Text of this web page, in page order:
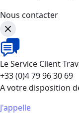
Nous contacter
Le Service Client
+33 (0)4 79 96 30 69
A votre disposition
J'appelle